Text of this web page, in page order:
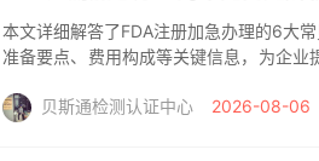
本文详细解答了FDA注册加急办理的6大
准备要点、费用构成等关键信息，为企业
加急...贝斯通检测认证中心 2026-08-06